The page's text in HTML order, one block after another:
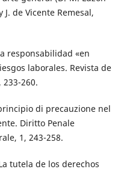
J. de Vicente Remesal,
responsabilidad «en
laborales. Revista de
260.
di precauzione nel
Diritto Penale
1, 243-258.
tutela de los derechos